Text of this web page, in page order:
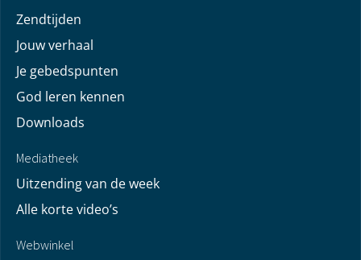
Zendtijden
Jouw verhaal
Je gebedspunten
God leren kennen
Downloads
Mediatheek
Uitzending van de week
Alle korte video’s
Webwinkel